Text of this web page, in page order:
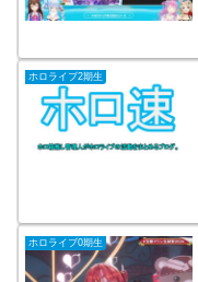
ホロライブ2期生
ホロライブ0期生